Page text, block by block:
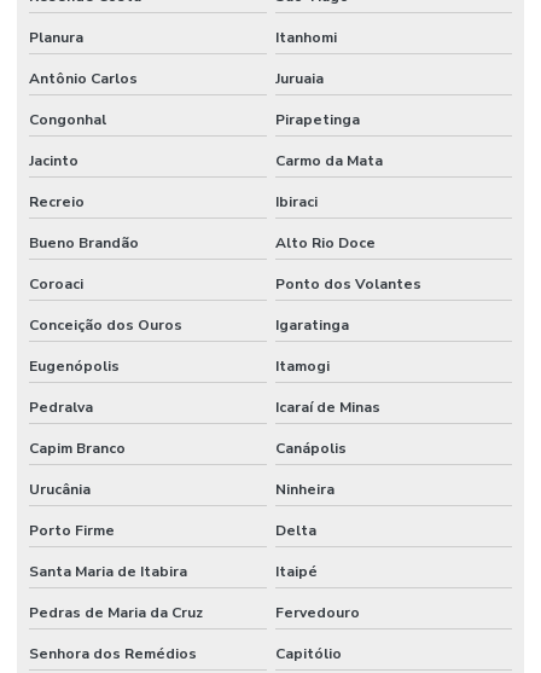
Planura Itanhomi
Antônio Carlos Juruaia
Congonhal Pirapetinga
Jacinto Carmo da Mata
Recreio Ibiraci
Bueno Brandão Alto Rio Doce
Coroaci Ponto dos Volantes
Conceição dos Ouros Igaratinga
Eugenópolis Itamogi
Pedralva Icaraí de Minas
Capim Branco Canápolis
Urucânia Ninheira
Porto Firme Delta
Santa Maria de Itabira Itaipé
Pedras de Maria da Cruz Fervedouro
Senhora dos Remédios Capitólio